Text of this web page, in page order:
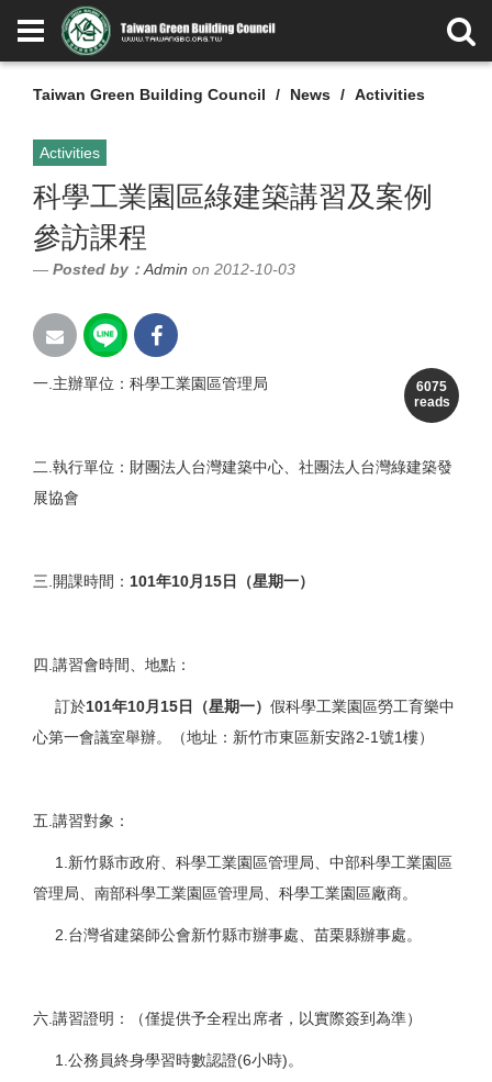
Taiwan Green Building Council News Activities
Activities
科學工業園區綠建築講習及案例
參訪課程
Posted by： Admin on 2012-10-03
6075
reads
一.主辦單位：科學工業園區管理局
二.執行單位：財團法人台灣建築中心、社團法人台灣綠建築發
展協會
三.開課時間： 101年10月 15日（星期一）
四.講習會時間、地點：
訂於101年10月 15日（星期一） 假科學工業園區勞工育樂中
心第一會議室舉辦。（地址：新竹市東區新安路2-1號1樓）
五.講習對象：
1.新竹縣市政府、科學工業園區管理局、中部科學工業園區
管理局、南部科學工業園區管理局、科學工業園區廠商。
2.台灣省建築師公會新竹縣市辦事處、苗栗縣辦事處。
六.講習證明：（僅提供予全程出席者，以實際簽到為準）
1.公務員終身學習時數認證(6小時)。